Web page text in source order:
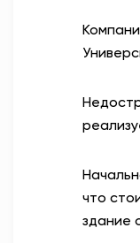
что
здание